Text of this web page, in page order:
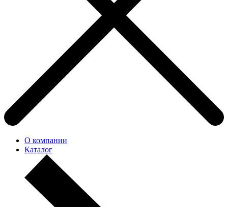
О компании
Каталог